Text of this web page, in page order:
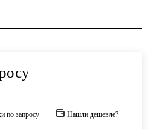
по запросу Нашли дешевле?